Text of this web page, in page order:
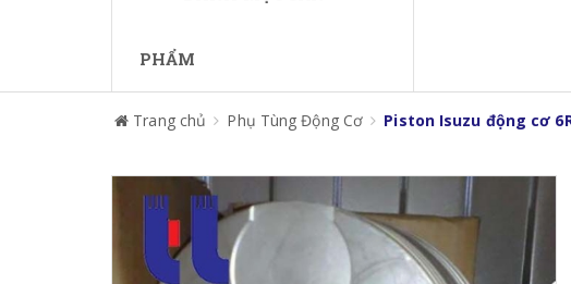
PHẨM
Trang chủ Phụ Tùng Động Cơ Piston Isuzu động cơ